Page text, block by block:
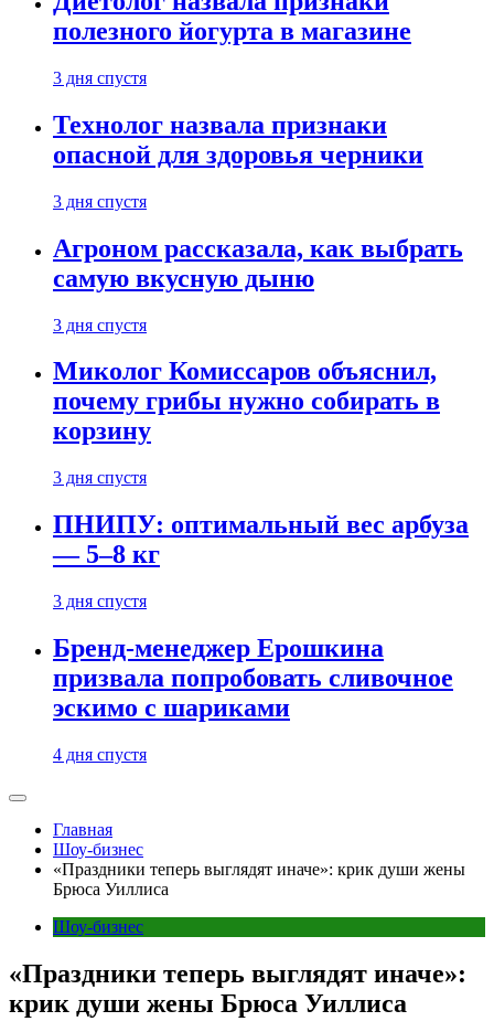
полезного йогурта в магазине
3 дня спустя
Технолог назвала признаки
опасной для здоровья черники
3 дня спустя
Агроном рассказала, как выбрать
самую вкусную дыню
3 дня спустя
Миколог Комиссаров объяснил,
почему грибы нужно собирать в
корзину
3 дня спустя
ПНИПУ: оптимальный вес арбуза
— 5–8 кг
3 дня спустя
Бренд-менеджер Ерошкина
призвала попробовать сливочное
эскимо с шариками
4 дня спустя
Главная
Шоу-бизнес
«Праздники теперь выглядят иначе»: крик души жены
Брюса Уиллиса
Шоу-бизнес
«Праздники теперь выглядят иначе»:
крик души жены Брюса Уиллиса